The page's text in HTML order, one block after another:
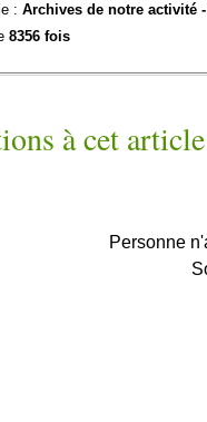
: Archives de notre activité -
8356 fois
à cet article
Personne